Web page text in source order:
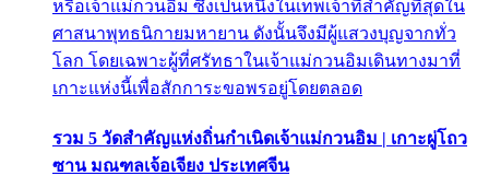
หรือเจ้าแม่กวนอิม ซึ่งเป็นหนึ่งในเทพเจ้าที่สำคัญที่สุดใน
ศาสนาพุทธนิกายมหายาน ดังนั้นจึงมีผู้แสวงบุญจากทั่ว
โลก โดยเฉพาะผู้ที่ศรัทธาในเจ้าแม่กวนอิมเดินทางมาที่
เกาะแห่งนี้เพื่อสักการะขอพรอยู่โดยตลอด
รวม 5 วัดสำคัญแห่งถิ่นกำเนิดเจ้าแม่กวนอิม | เกาะผู่โถว
ซาน มณฑลเจ้อเจียง ประเทศจีน